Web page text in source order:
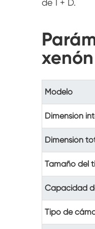
de I + D.
Modelo
Dimensión
Dimensión
Tamaño del
Capacidad
Tipo de